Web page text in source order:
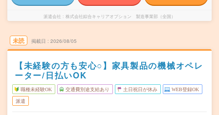
派遣会社 株式会社綜合キャリアオプション 製造事業部（全国）
未読 掲載日 2026/08/05
【未経験の方も安心○】家具製品の機械オペレ
ーター/日払いOK
職種未経験OK 交通費別途支給あり 土日祝日が休み WEB登録OK
派遣